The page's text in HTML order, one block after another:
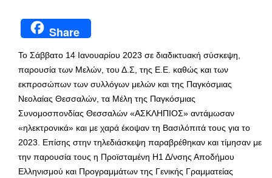
Share
Το Σάββατο 14 Ιανουαρίου 2023 σε διαδικτυακή σύσκεψη,
παρουσία των Μελών, του Δ.Σ, της Ε.Ε. καθώς και των
εκπροσώπων των συλλόγων μελών και της Παγκόσμιας
Νεολαίας Θεσσαλών, τα Μέλη της Παγκόσμιας
Συνομοσπονδίας Θεσσαλών «ΑΣΚΛΗΠΙΟΣ» αντάμωσαν
«ηλεκτρονικά» και με χαρά έκοψαν τη Βασιλόπιτά τους για το
2023. Επίσης στην τηλεδιάσκεψη παραβρέθηκαν και τίμησαν με
την παρουσία τους η Προϊσταμένη Η1 Δ/νσης Αποδήμου
Ελληνισμού και Προγραμμάτων της Γενικής Γραμματείας